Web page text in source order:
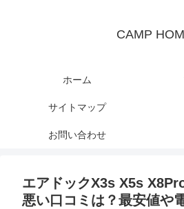
CAMP
ホーム
サイトマップ
お問い合わせ
エアドックX3s X5s
悪い口コミは？最安値や